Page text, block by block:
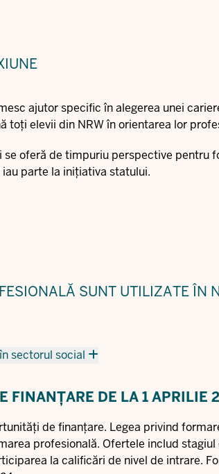
ajutor specific în alegerea unei
toți elevii din NRW în orientarea lor
oferă de timpuriu perspective pentru
parte la inițiativa statului.
SUNT UTILIZATE ÎN
sectorul social
FINANȚARE DE LA 1 APRILIE
de finanțare. Legea privind
profesională. Ofertele includ
la calificări de nivel de intrare.